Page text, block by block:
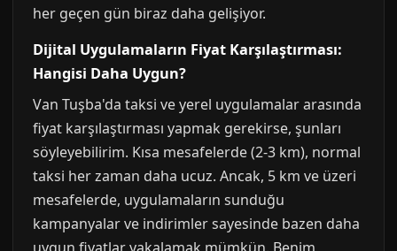
her geçen gün biraz daha gelişiyor.
Dijital Uygulamaların Fiyat Karşılaştırması:
Hangisi Daha Uygun?
Van Tuşba'da taksi ve yerel uygulamalar arasında
fiyat karşılaştırması yapmak gerekirse, şunları
söyleyebilirim. Kısa mesafelerde (2-3 km), normal
taksi her zaman daha ucuz. Ancak, 5 km ve üzeri
mesafelerde, uygulamaların sunduğu
kampanyalar ve indirimler sayesinde bazen daha